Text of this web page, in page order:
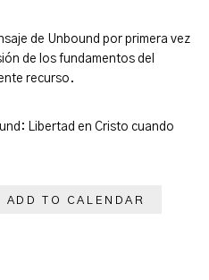
de Unbound por primera vez
de los fundamentos del
recurso.
Libertad en Cristo cuando
ADD TO CALENDAR